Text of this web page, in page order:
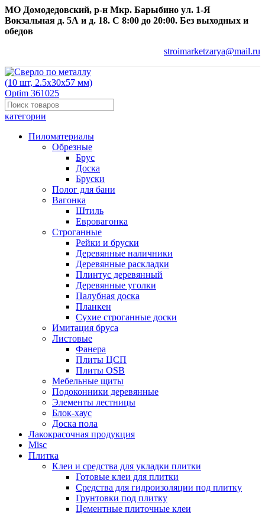
МО Домодедовский, р-н Мкр. Барыбино ул. 1-Я
Вокзальная д. 5А и д. 18. С 8:00 до 20:00. Без выходных и
обедов
stroimarketzarya@mail.ru
категории
Пиломатериалы
Обрезные
Брус
Доска
Бруски
Полог для бани
Вагонка
Штиль
Евровагонка
Строганные
Рейки и бруски
Деревянные наличники
Деревянные раскладки
Плинтус деревянный
Деревянные уголки
Палубная доска
Планкен
Сухие строганные доски
Имитация бруса
Листовые
Фанера
Плиты ЦСП
Плиты OSB
Мебельные щиты
Подоконники деревянные
Элементы лестницы
Блок-хаус
Доска пола
Лакокрасочная продукция
Misc
Плитка
Клеи и средства для укладки плитки
Готовые клеи для плитки
Средства для гидроизоляции под плитку
Грунтовки под плитку
Цементные плиточные клеи